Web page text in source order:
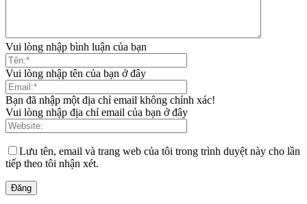
Vui lòng nhập bình luận của bạn
Vui lòng nhập tên của bạn ở đây
Bạn đã nhập một địa chỉ email không chính xác!
Vui lòng nhập địa chỉ email của bạn ở đây
Lưu tên, email và trang web của tôi trong trình duyệt này cho lần
tiếp theo tôi nhận xét.